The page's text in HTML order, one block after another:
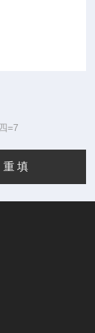
=7